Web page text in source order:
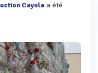
Cayola a été